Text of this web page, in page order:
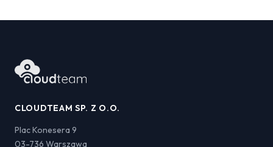
CLOUDTEAM SP. Z O.O.
Plac Konesera 9
03-736 Warszawa